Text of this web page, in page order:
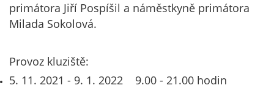
primátora Jiří Pospíšil a náměstkyně primátora
Milada Sokolová.
Provoz kluziště:
5. 11. 2021 - 9. 1. 2022 9.00 - 21.00 hodin